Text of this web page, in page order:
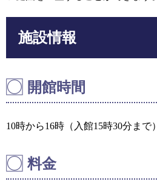
施設情報
開館時間
10時から16時（入館15時30分まで）
料金